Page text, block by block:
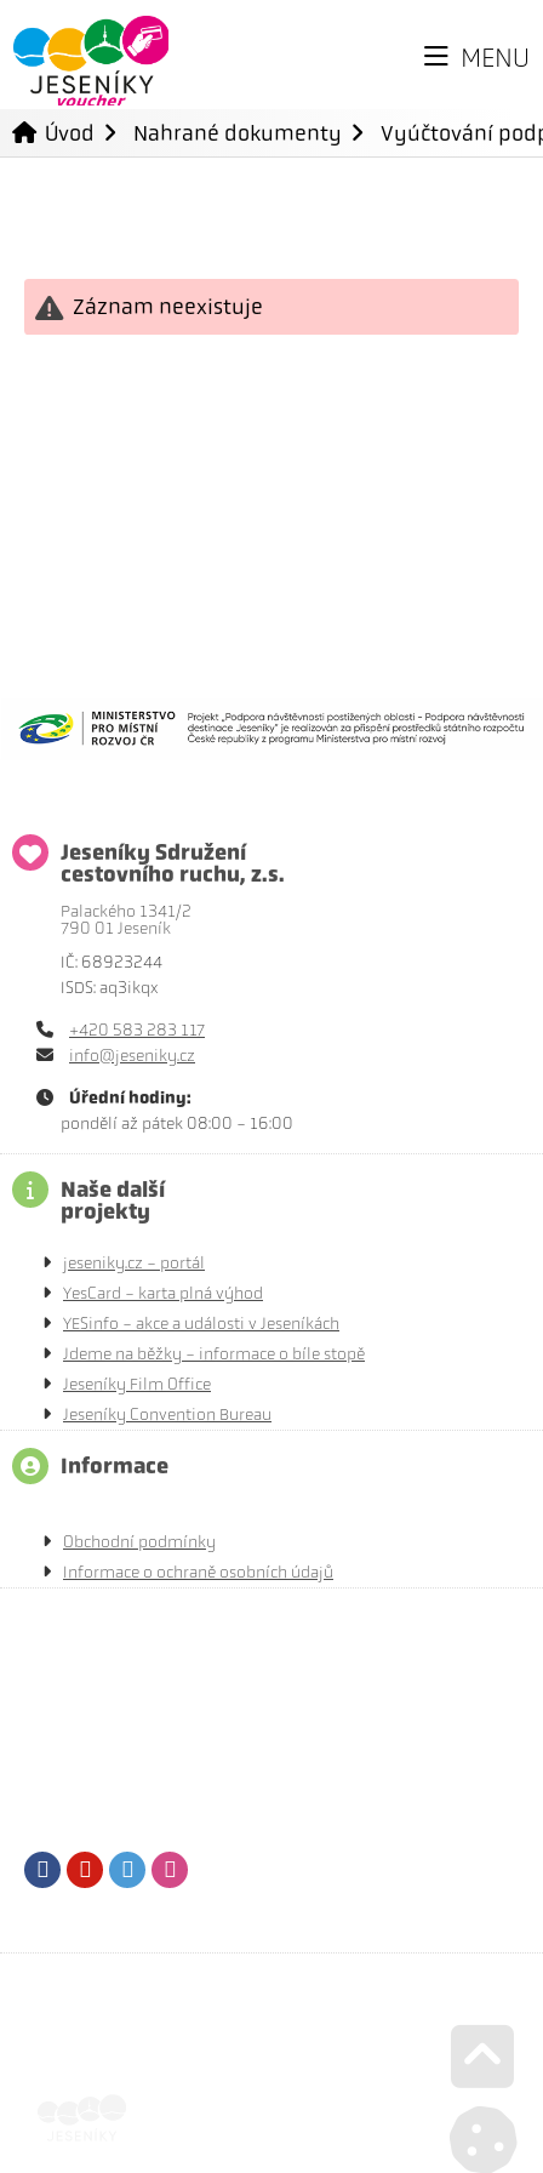
MENU
Úvod Nahrané dokumenty Vyúčtování
Záznam neexistuje
Jeseníky Sdružení
cestovního ruchu, z.s.
Palackého 1341/2
790 01 Jeseník
IČ: 68923244
ISDS: aq3ikqx
+420 583 283 117
info@jeseniky.cz
Úřední hodiny:
pondělí až pátek 08:00 - 16:00
Naše další
projekty
jeseniky.cz - portál
YesCard - karta plná výhod
YESinfo - akce a události v Jeseníkách
Jdeme na běžky - informace o bíle stopě
Jeseníky Film Office
Jeseníky Convention Bureau
Informace
Obchodní podmínky
Informace o ochraně osobních údajů
FacebookYoutubeTwitter
Go